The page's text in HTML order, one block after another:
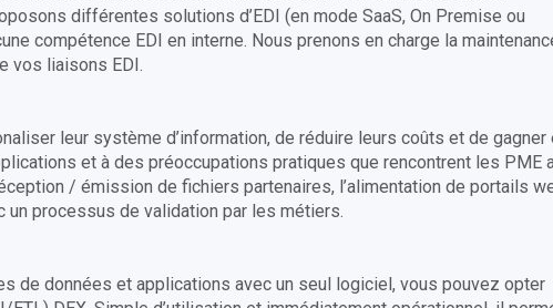
différentes solutions d’EDI (en mode SaaS, On Premise ou
compétence EDI en interne. Nous prenons en charge la
vos liaisons EDI.
leur système d’information, de réduire leurs coûts et de gagner
et à des préoccupations pratiques que rencontrent les PME
/ émission de fichiers partenaires, l’alimentation de portails
processus de validation par les métiers.
de données et applications avec un seul logiciel, vous pouvez opter